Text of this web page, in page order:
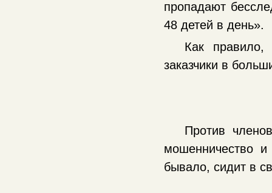
пропадают
48 детей в день».
Как правило,
заказчики в
Против
мошенничество
бывало, сидит в